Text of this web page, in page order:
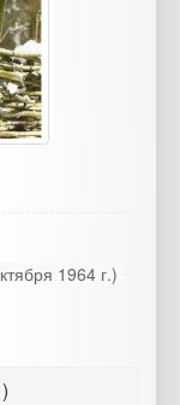
1964 г.)